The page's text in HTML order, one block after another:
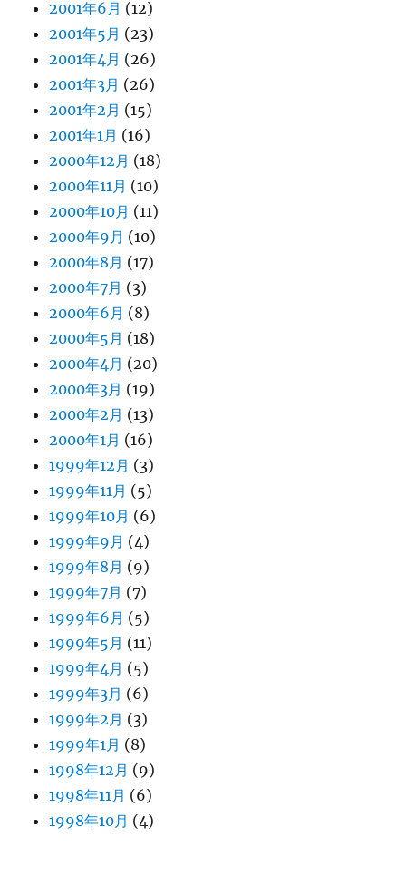
2001年6月 (12)
2001年5月 (23)
2001年4月 (26)
2001年3月 (26)
2001年2月 (15)
2001年1月 (16)
2000年12月 (18)
2000年11月 (10)
2000年10月 (11)
2000年9月 (10)
2000年8月 (17)
2000年7月 (3)
2000年6月 (8)
2000年5月 (18)
2000年4月 (20)
2000年3月 (19)
2000年2月 (13)
2000年1月 (16)
1999年12月 (3)
1999年11月 (5)
1999年10月 (6)
1999年9月 (4)
1999年8月 (9)
1999年7月 (7)
1999年6月 (5)
1999年5月 (11)
1999年4月 (5)
1999年3月 (6)
1999年2月 (3)
1999年1月 (8)
1998年12月 (9)
1998年11月 (6)
1998年10月 (4)